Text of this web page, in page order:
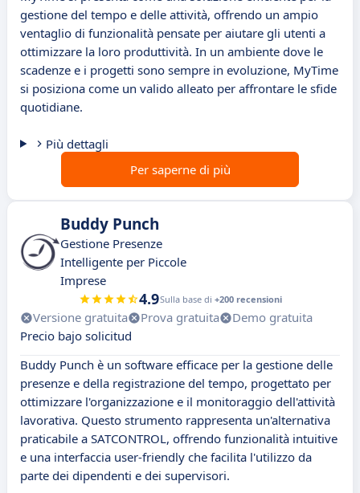
gestione del tempo e delle attività, offrendo un ampio
ventaglio di funzionalità pensate per aiutare gli utenti a
ottimizzare la loro produttività. In un ambiente dove le
scadenze e i progetti sono sempre in evoluzione, MyTime
si posiziona come un valido alleato per affrontare le sfide
quotidiane.
Più dettagli
Per saperne di più
Buddy Punch
Gestione Presenze
Intelligente per Piccole
Imprese
4.9Sulla base di +200 recensioni
Versione gratuita Prova gratuita
Demo gratuita
Precio bajo solicitud
Buddy Punch è un software efficace per la gestione delle
presenze e della registrazione del tempo, progettato per
ottimizzare l'organizzazione e il monitoraggio dell'attività
lavorativa. Questo strumento rappresenta un'alternativa
praticabile a SATCONTROL, offrendo funzionalità intuitive
e una interfaccia user-friendly che facilita l'utilizzo da
parte dei dipendenti e dei supervisori.